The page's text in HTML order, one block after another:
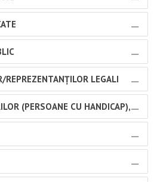
LEGALI
(PERSOANE CU HANDICAP),